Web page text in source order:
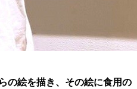
の絵を描き、その絵に食用